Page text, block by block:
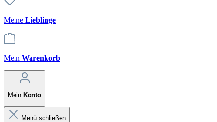
Meine Lieblinge
Mein Warenkorb
Mein Konto
Menü schließen